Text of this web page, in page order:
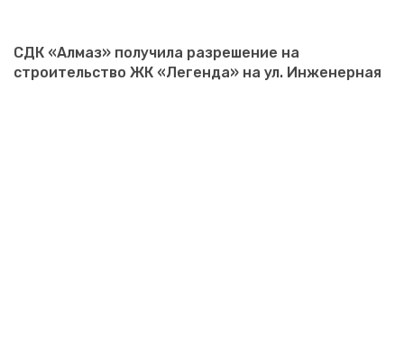
СДК «Алмаз» получила разрешение на
строительство ЖК «Легенда» на ул. Инженерная